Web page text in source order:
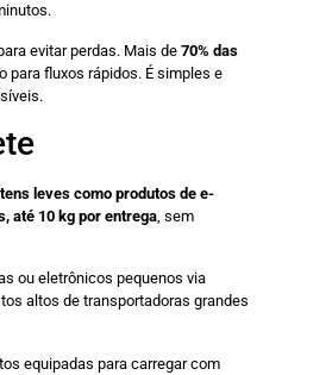
evitar perdas. Mais de 70% das
para fluxos rápidos. É simples e
leves como produtos de e-
até 10 kg por entrega, sem
ou eletrônicos pequenos via
altos de transportadoras grandes
equipadas para carregar com